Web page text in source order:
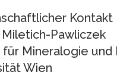
Kontakt
Miletich-Pawliczek
Mineralogie und
Wien